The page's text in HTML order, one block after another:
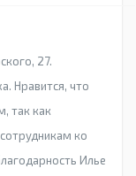
27.
Нравится, что
так как
ко
Илье